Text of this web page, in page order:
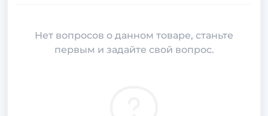
Нет вопросов о данном товаре, станьте
первым и задайте свой вопрос.